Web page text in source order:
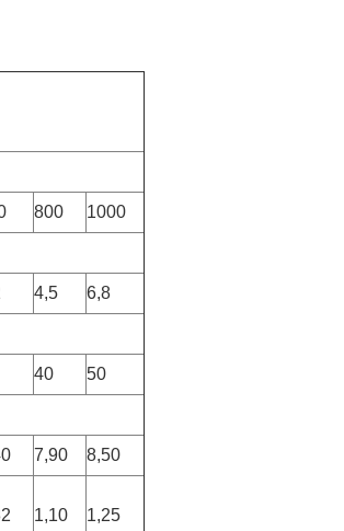
800 1000
4,5 6,8
40 50
7,90 8,50
1,10 1,25